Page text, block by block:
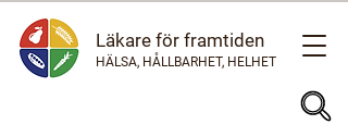
Läkare för framtiden
HÄLSA, HÅLLBARHET, HELHET